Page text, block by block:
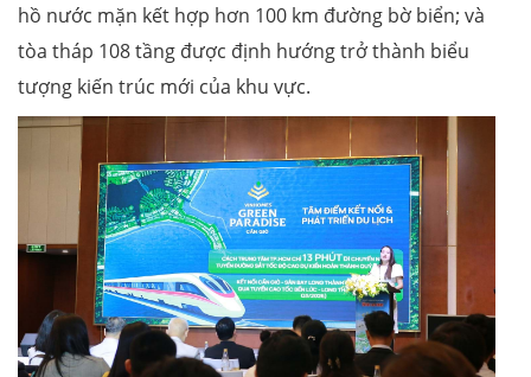
hồ nước mặn kết hợp hơn 100 km đường bờ biển; và
tòa tháp 108 tầng được định hướng trở thành biểu
tượng kiến trúc mới của khu vực.